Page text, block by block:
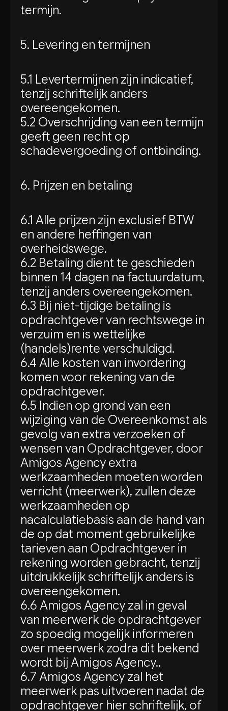
termijn.
5. Levering en termijnen
5.1 Levertermijnen zijn indicatief,
tenzij schriftelijk anders
overeengekomen.
5.2 Overschrijding van een termijn
geeft geen recht op
schadevergoeding of ontbinding.
6. Prijzen en betaling
6.1 Alle prijzen zijn exclusief BTW
en andere heffingen van
overheidswege.
6.2 Betaling dient te geschieden
binnen 14 dagen na factuurdatum,
tenzij anders overeengekomen.
6.3 Bij niet-tijdige betaling is
opdrachtgever van rechtswege in
verzuim en is wettelijke
(handels)rente verschuldigd.
6.4 Alle kosten van invordering
komen voor rekening van de
opdrachtgever.
6.5 Indien op grond van een
wijziging van de Overeenkomst als
gevolg van extra verzoeken of
wensen van Opdrachtgever, door
Amigos Agency extra
werkzaamheden moeten worden
verricht (meerwerk), zullen deze
werkzaamheden op
nacalculatiebasis aan de hand van
de op dat moment gebruikelijke
tarieven aan Opdrachtgever in
rekening worden gebracht, tenzij
uitdrukkelijk schriftelijk anders is
overeengekomen.
6.6 Amigos Agency zal in geval
van meerwerk de opdrachtgever
zo spoedig mogelijk informeren
over meerwerk zodra dit bekend
wordt bij Amigos Agency..
6.7 Amigos Agency zal het
meerwerk pas uitvoeren nadat de
opdrachtgever hier schriftelijk, of